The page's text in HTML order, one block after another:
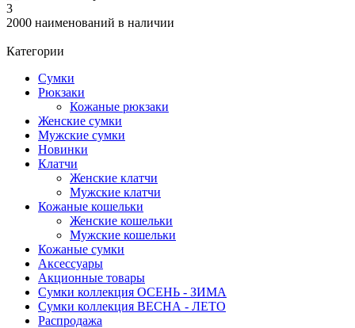
3
2000 наименований в наличии
Категории
Сумки
Рюкзаки
Кожаные рюкзаки
Женские сумки
Мужские сумки
Новинки
Клатчи
Женские клатчи
Мужские клатчи
Кожаные кошельки
Женские кошельки
Мужские кошельки
Кожаные сумки
Аксессуары
Акционные товары
Сумки коллекция ОСЕНЬ - ЗИМА
Сумки коллекция ВЕСНА - ЛЕТО
Распродажа